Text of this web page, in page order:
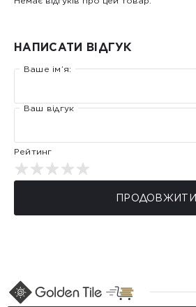
НАПИСАТИ ВІДГУК
Ваше ім’я:
Ваш відгук
Рейтинг
ПРОДОВЖИТИ